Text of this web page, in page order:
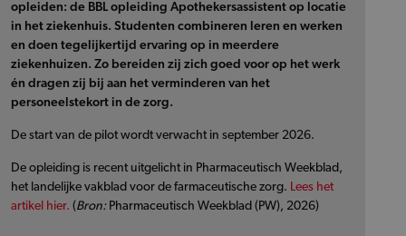
opleiden: de BBL opleiding Apothekersassistent op locatie
in het ziekenhuis. Studenten combineren leren en werken
en doen tegelijkertijd ervaring op in meerdere
ziekenhuizen. Zo bereiden zij zich goed voor op het werk
én dragen zij bij aan het verminderen van het
personeelstekort in de zorg.
De start van de pilot wordt verwacht in september 2026.
De opleiding is recent uitgelicht in Pharmaceutisch Weekblad,
het landelijke vakblad voor de farmaceutische zorg. Lees het
artikel hier. (Bron: Pharmaceutisch Weekblad (PW), 2026)